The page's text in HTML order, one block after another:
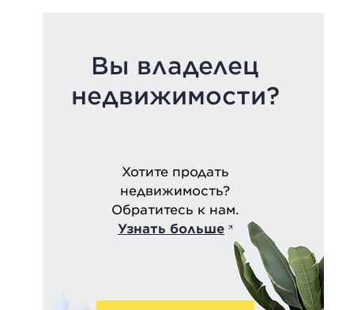
Вы владелец
недвижимости?
Хотите продать
недвижимость?
Обратитесь к нам.
Узнать больше